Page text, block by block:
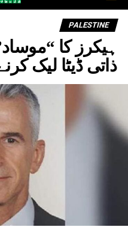
PALESTINE
ہیکرز کا
ذاتی ڈیٹا لیک